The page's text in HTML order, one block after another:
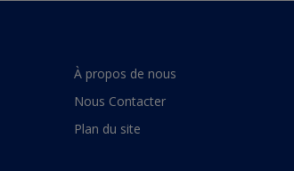
À propos de nous
Nous Contacter
Plan du site